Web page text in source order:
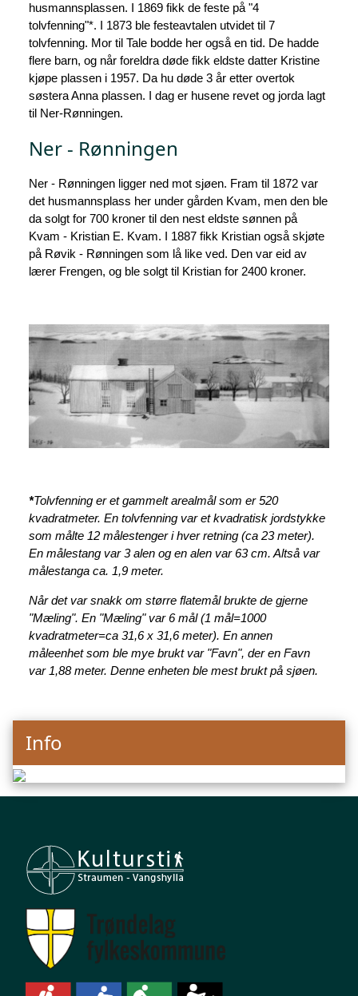
husmannsplassen. I 1869 fikk de feste på "4
tolvfenning"*. I 1873 ble festeavtalen utvidet til 7
tolvfenning. Mor til Tale bodde her også en tid. De hadde
flere barn, og når foreldra døde fikk eldste datter Kristine
kjøpe plassen i 1957. Da hu døde 3 år etter overtok
søstera Anna plassen. I dag er husene revet og jorda lagt
til Ner-Rønningen.
Ner - Rønningen
Ner - Rønningen ligger ned mot sjøen. Fram til 1872 var
det husmannsplass her under gården Kvam, men den ble
da solgt for 700 kroner til den nest eldste sønnen på
Kvam - Kristian E. Kvam. I 1887 fikk Kristian også skjøte
på Røvik - Rønningen som lå like ved. Den var eid av
lærer Frengen, og ble solgt til Kristian for 2400 kroner.
*Tolvfenning er et gammelt arealmål som er 520
kvadratmeter. En tolvfenning var et kvadratisk jordstykke
som målte 12 målestenger i hver retning (ca 23 meter).
En målestang var 3 alen og en alen var 63 cm. Altså var
målestanga ca. 1,9 meter.
Når det var snakk om større flatemål brukte de gjerne
"Mæling". En "Mæling" var 6 mål (1 mål=1000
kvadratmeter=ca 31,6 x 31,6 meter). En annen
måleenhet som ble mye brukt var "Favn", der en Favn
var 1,88 meter. Denne enheten ble mest brukt på sjøen.
Info